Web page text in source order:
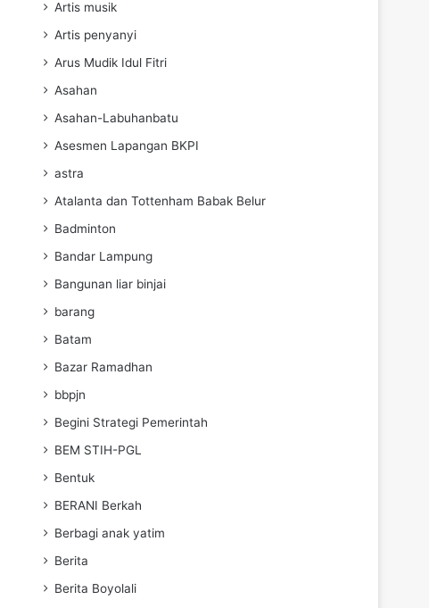
Artis musik
Artis penyanyi
Arus Mudik Idul Fitri
Asahan
Asahan-Labuhanbatu
Asesmen Lapangan BKPI
astra
Atalanta dan Tottenham Babak Belur
Badminton
Bandar Lampung
Bangunan liar binjai
barang
Batam
Bazar Ramadhan
bbpjn
Begini Strategi Pemerintah
BEM STIH-PGL
Bentuk
BERANI Berkah
Berbagi anak yatim
Berita
Berita Boyolali